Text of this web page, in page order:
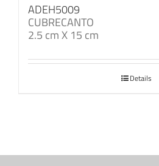
ADEH5009
CUBRECANTO
2.5 cm X 15 cm
Details